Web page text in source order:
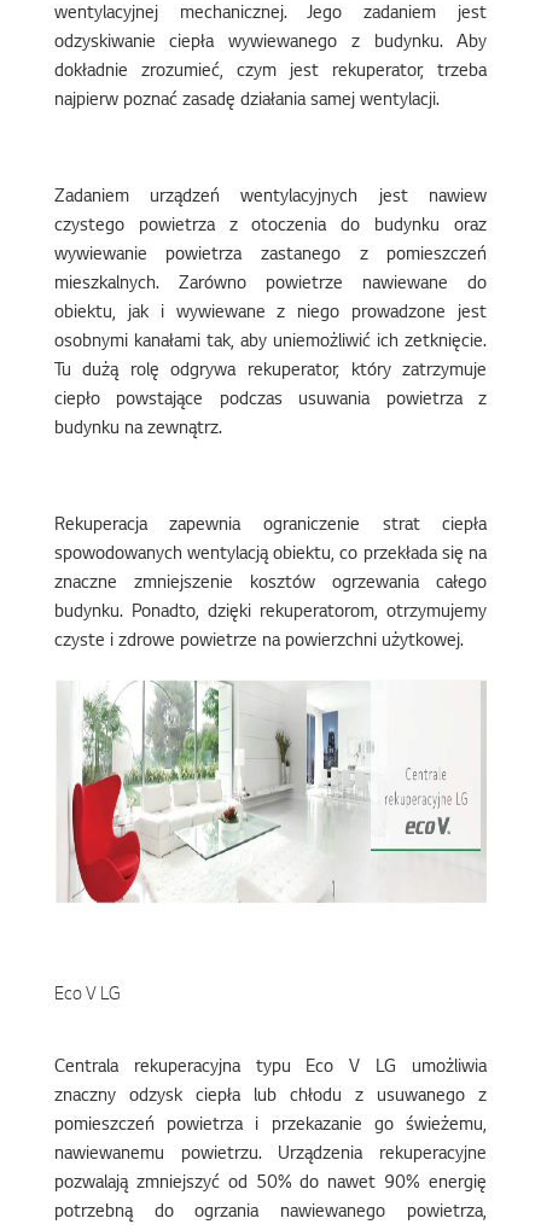
wentylacyjnej mechanicznej. Jego zadaniem jest
odzyskiwanie ciepła wywiewanego z budynku. Aby
dokładnie zrozumieć, czym jest rekuperator, trzeba
najpierw poznać zasadę działania samej wentylacji.
Zadaniem urządzeń wentylacyjnych jest nawiew
czystego powietrza z otoczenia do budynku oraz
wywiewanie powietrza zastanego z pomieszczeń
mieszkalnych. Zarówno powietrze nawiewane do
obiektu, jak i wywiewane z niego prowadzone jest
osobnymi kanałami tak, aby uniemożliwić ich zetknięcie.
Tu dużą rolę odgrywa rekuperator, który zatrzymuje
ciepło powstające podczas usuwania powietrza z
budynku na zewnątrz.
Rekuperacja zapewnia ograniczenie strat ciepła
spowodowanych wentylacją obiektu, co przekłada się na
znaczne zmniejszenie kosztów ogrzewania całego
budynku. Ponadto, dzięki rekuperatorom, otrzymujemy
czyste i zdrowe powietrze na powierzchni użytkowej.
Eco V LG
Centrala rekuperacyjna typu Eco V LG umożliwia
znaczny odzysk ciepła lub chłodu z usuwanego z
pomieszczeń powietrza i przekazanie go świeżemu,
nawiewanemu powietrzu. Urządzenia rekuperacyjne
pozwalają zmniejszyć od 50% do nawet 90% energię
potrzebną do ogrzania nawiewanego powietrza,